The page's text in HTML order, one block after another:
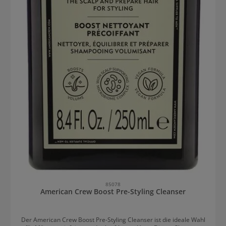
85078
American Crew Boost Pre-Styling Cleanser
Der American Crew Boost Pre-Styling Cleanser ist die ideale Wahl